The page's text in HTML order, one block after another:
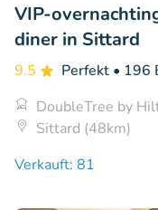
VIP-
diner in Sittard
9.5 Perfekt • 196
DoubleTree by
Sittard (48km)
Verkauft: 81